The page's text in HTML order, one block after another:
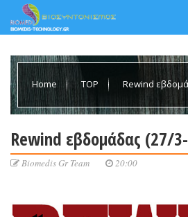
Home TOP Rewind
Rewind εβδομάδας (27/
Biomedis Gr Team 20:00